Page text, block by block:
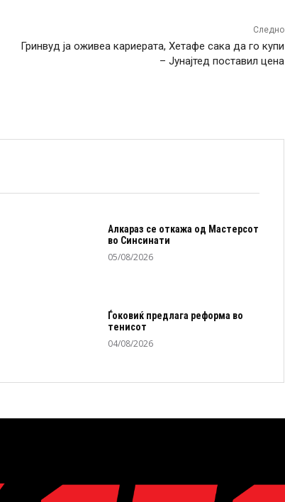
Следно
Гринвуд ја оживеа кариерата, Хетафе сака да го купи
– Јунајтед поставил цена
Алкараз се откажа од Мастерсот
во Синсинати
05/08/2026
Ѓоковиќ предлага реформа во
тенисот
04/08/2026